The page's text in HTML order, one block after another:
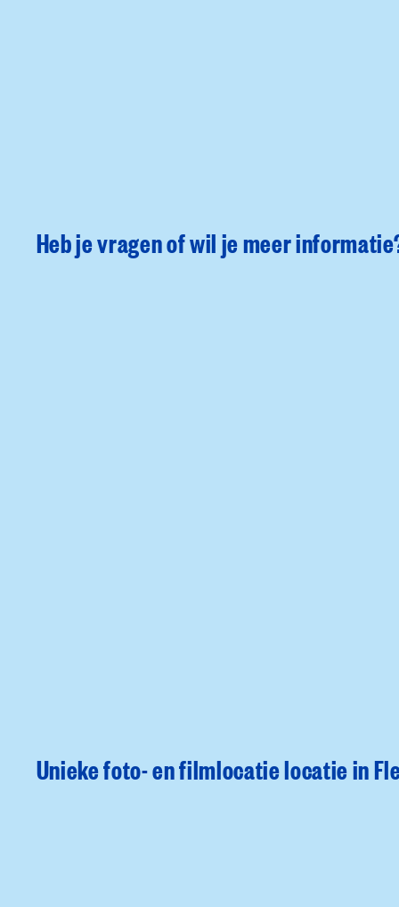
Heb je vragen of wil je meer
Unieke foto- en filmlocatie locatie in